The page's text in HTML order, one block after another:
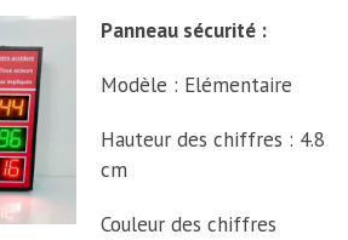
Panneau sécurité :
Modèle : Elémentaire
Hauteur des chiffres : 4.8
cm
Couleur des chiffres